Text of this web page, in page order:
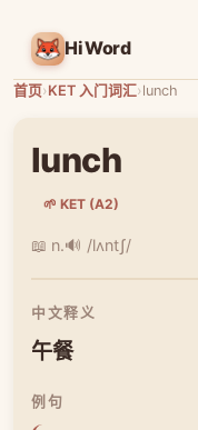
HiWord
首页›KET 入门词汇›lunch
lunch
🌱 KET (A2)
📖 n.🔊 /lʌntʃ/
中文释义
午餐
例句